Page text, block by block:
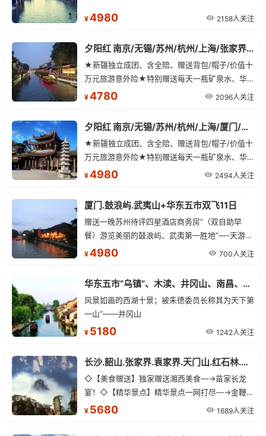
¥4980 2158人关注
夕阳红 南京/无锡/苏州/杭州/上海/张家界/韶山/凤凰古城 单飞双卧13日游
★新疆独立成团、含全陪、赠送背包/帽子/价值十
万元旅游意外险★特别赠送每天一瓶矿泉水、华
东段赠送西湖醋鱼、无锡酱排骨★区别于散客行
元/人普座票）
¥4780 2096人关注
夕阳红 南京/无锡/苏州/杭州/上海/厦门/鼓浪屿/武夷山 单飞三卧13日
★新疆独立成团、含全陪、赠送背包/帽子/价值十
万元旅游意外险★特别赠送每天一瓶矿泉水、华
东段赠送西湖醋鱼、无锡酱排骨★区别于散客行
¥4980 2494人关注
厦门.鼓浪屿.武夷山+华东五市双飞11日
赠送一晚苏州待评四星酒店商务房”（双自助早
餐）游览美丽的鼓浪屿、武夷第一胜地”—-天游峰
景区、九曲溪漂流、中山陵。欣赏十里秦淮风光。
¥4980 700人关注
华东五市“乌镇”、木渎、井冈山、南昌、庐山、武汉 双飞一卧12日“红色之旅”
风景如画的西湖十景；被朱德委员长称其为天下第
一山”——井冈山
¥ 5180 1242人关注
长沙.韶山.张家界.袁家界.天门山.红石林.凤凰古城+华东五市+双水乡“乌镇.木渎” 双飞12日游
◇【美食赠送】独家赠送湘西美食—→苗家长龙
宴！◇【精华景点】精华景点一网打尽—→金鞭
溪.杨家界.天门山.红石林.凤凰古城
¥ 5680 1689人关注